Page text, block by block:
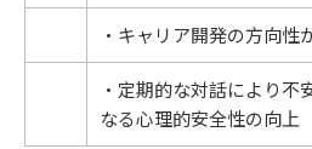
・キャリア開発の方向性
・定期的な対話により不
なる心理的安全性の向上